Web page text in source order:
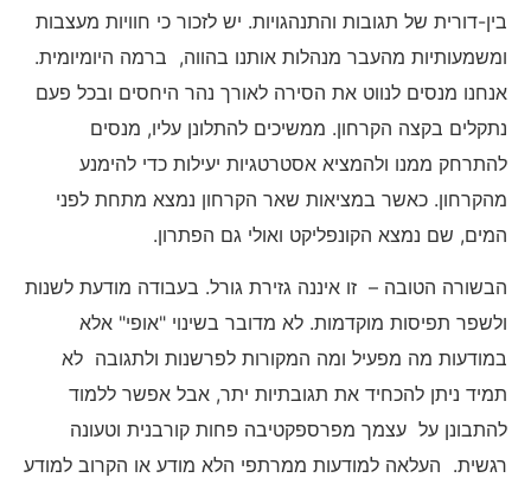
בין-דורית של תגובות והתנהגויות. יש לזכור כי חוויות מעצבות
ומשמעותיות מהעבר מנהלות אותנו בהווה, ברמה היומיומית.
אנחנו מנסים לנווט את הסירה לאורך נהר היחסים ובכל פעם
נתקלים בקצה הקרחון. ממשיכים להתלונן עליו, מנסים
להתרחק ממנו ולהמציא אסטרטגיות יעילות כדי להימנע
מהקרחון. כאשר במציאות שאר הקרחון נמצא מתחת לפני
המים, שם נמצא הקונפליקט ואולי גם הפתרון.
הבשורה הטובה – זו איננה גזירת גורל. בעבודה מודעת לשנות
ולשפר תפיסות מוקדמות. לא מדובר בשינוי "אופי" אלא
במודעות מה מפעיל ומה המקורות לפרשנות ולתגובה לא
תמיד ניתן להכחיד את תגובתיות יתר, אבל אפשר ללמוד
להתבונן על עצמך מפרספקטיבה פחות קורבנית וטעונה
רגשית. העלאה למודעות ממרתפי הלא מודע או הקרוב למודע